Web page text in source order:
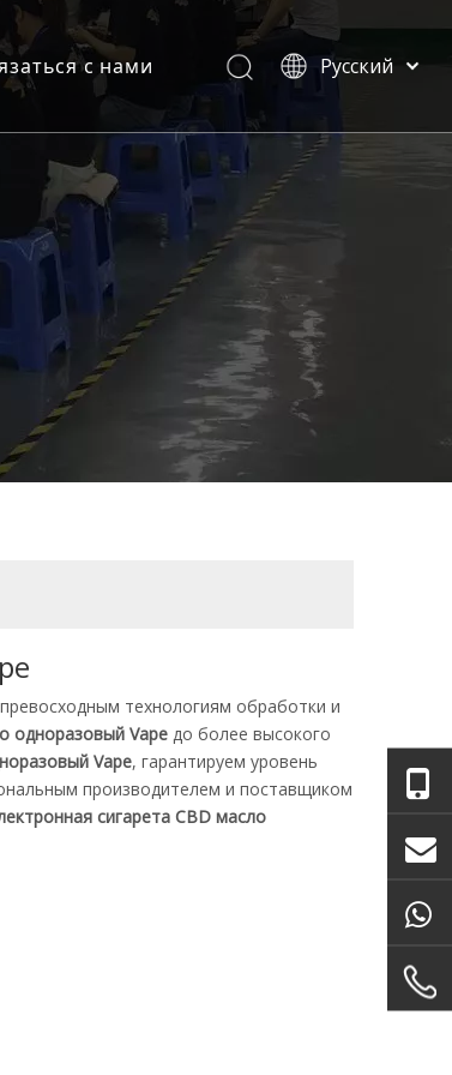
с нами
Pусский
технологиям обработки и
одноразовый Vape до более высокого
Vape, гарантируем уровень
производителем и поставщиком
сигарета CBD масло